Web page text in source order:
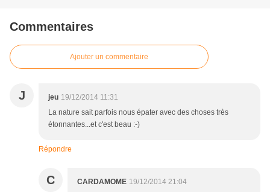
Commentaires
Ajouter un commentaire
J jeu 19/12/2014 11:31
La nature sait parfois nous épater avec des choses très
étonnantes...et c'est beau :-)
Répondre
C CARDAMOME 19/12/2014 21:04